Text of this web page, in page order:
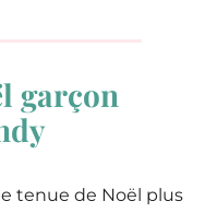
garçon
tenue de Noël plus